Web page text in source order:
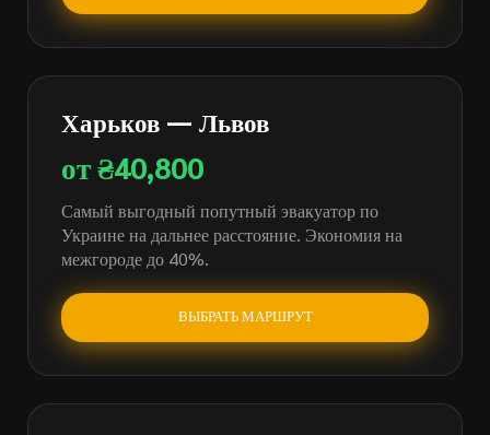
Харьков — Львов
от ₴40,800
Самый выгодный попутный эвакуатор по
Украине на дальнее расстояние. Экономия на
межгороде до 40%.
ВЫБРАТЬ МАРШРУТ